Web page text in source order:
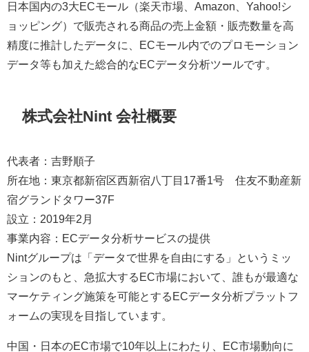
日本国内の3大ECモール（楽天市場、Amazon、Yahoo!シ
ョッピング）で販売される商品の売上金額・販売数量を高
精度に推計したデータに、ECモール内でのプロモーション
データ等も加えた総合的なECデータ分析ツールです。
株式会社Nint 会社概要
代表者：吉野順子
所在地：東京都新宿区西新宿八丁目17番1号 住友不動産新
宿グランドタワー37F
設立：2019年2月
事業内容：ECデータ分析サービスの提供
Nintグループは「データで世界を自由にする」というミッ
ションのもと、急拡大するEC市場において、誰もが最適な
マーケティング施策を可能とするECデータ分析プラットフ
ォームの実現を目指しています。
中国・日本のEC市場で10年以上にわたり、EC市場動向に